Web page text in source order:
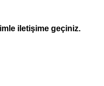
iletişime geçiniz.